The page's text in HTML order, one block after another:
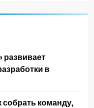
развивает
в
собрать команду,